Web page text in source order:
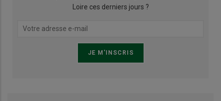
Loire ces derniers jours ?